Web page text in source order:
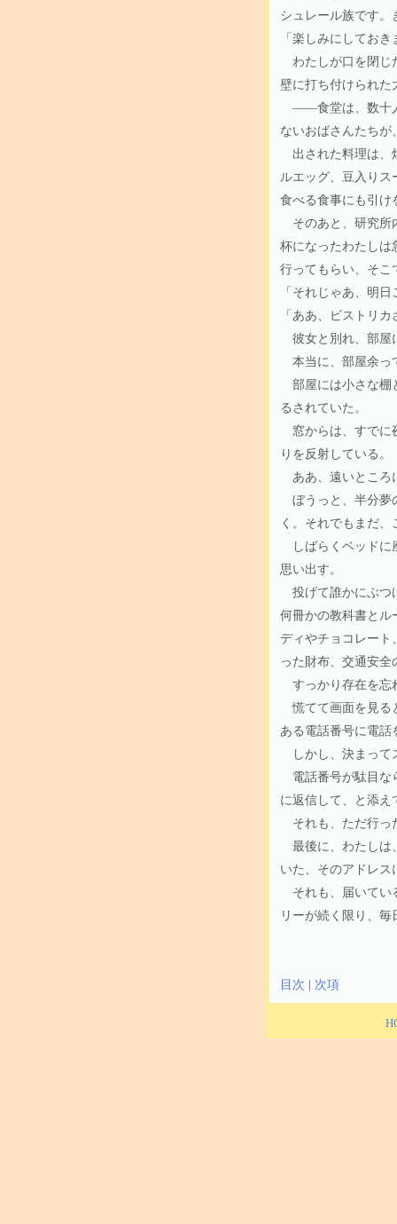
シュレール族です
「楽しみにしておき
わたしが口を閉じ
壁に打ち付けられた
――食堂は、数十人
ないおばさんたちが
出された料理は、
ルエッグ、豆入り
食べる食事にも引け
そのあと、研究所
杯になったわたしは
行ってもらい、そこ
「それじゃあ、明
「ああ、ビストリ
彼女と別れ、部屋
本当に、部屋余っ
部屋には小さな棚
るされていた。
窓からは、すでに
りを反射している。
ああ、遠いところ
ぼうっと、半分夢
く。それでもまだ
しばらくベッドに
思い出す。
投げて誰かにぶつ
何冊かの教科書とル
ディやチョコレート
った財布、交通安
すっかり存在を忘
慌てて画面を見る
ある電話番号に電話
しかし、決まって
電話番号が駄目な
に返信して、と添え
それも、ただ行っ
最後に、わたしは
いた、そのアドレ
それも、届いてい
リーが続く限り、
目次 | 次項